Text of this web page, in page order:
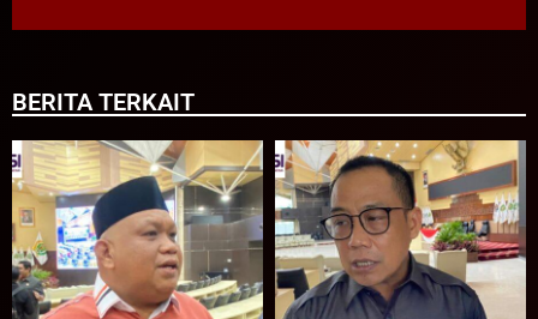
BERITA TERKAIT